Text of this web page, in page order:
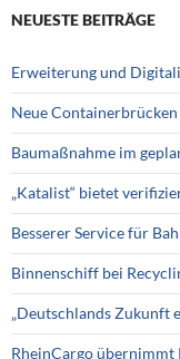
NEUESTE BEITRÄGE
Erweiterung und
Neue
Baumaßnahme im
„Katalist“ bietet
Besserer Service für
Binnenschiff bei
„Deutschlands Zukunft
RheinCargo